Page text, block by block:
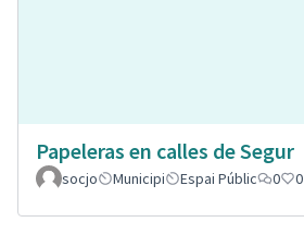
Papeleras en calles de Segur
socjo
Municipi Espai Públic 0 0